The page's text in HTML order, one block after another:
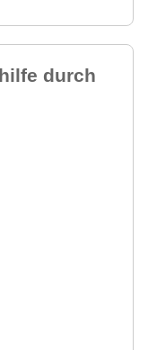
durch